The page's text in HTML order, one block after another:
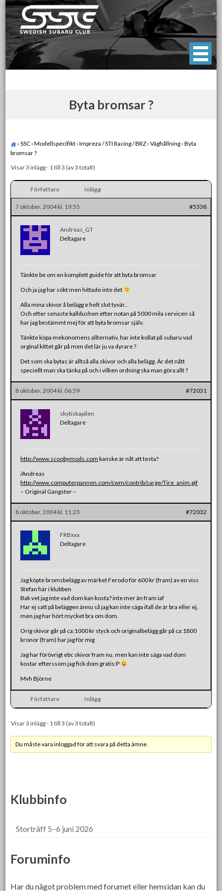
Skip
to
content
Swedish Subaru Club
För oss som älskar Subaru!
Byta bromsar ?
› SSC › Modellspecifikt › Impreza / STI Racing / BRZ › Väghållning › Byta
bromsar ?
Visar 3 inlägg - 1 till 3 (av 3 totalt)
Författare Inlägg
7 oktober, 2004 kl. 19:55 #5338
Andreas_GT
Deltagare
Tänkte be om en komplett guide för att byta bromsar
Och ja jag har sökt men hittade inte det
Alla mina skivor å belägg e helt slut tyvär..
Och efter senaste kalldushen efter notan på 5000 mila servicen så
har jag bestämmt mej för att byta bromsar själv.
Tänkte köpa mekonomens allternativ, har inte kollat på subaru vad
orginal kittet går på men det lär ju va dyrare ?
Det som ska bytas är alltså alla skivor och alla belägg. Är det nått
speciellt man ska tänka på och i vilken ordning ska man göra allt ?
8 oktober, 2004 kl. 06:59 #72031
skytiskapilen
Deltagare
http://www.scoobymods.com kanske är nåt att testa?
/Andreas
http://www.computerpannen.com/cwm/contrib/sarge/Tire_anim.gif
– Original Gangster –
8 oktober, 2004 kl. 11:23 #72032
FRBxxx
Deltagare
Jag köpte bromsbelägg av märket Ferodo för 600 kr (fram) av en viss
Stefan här i klubben
Bak vet jag inte vad dom kan kosta? inte mer än fram iaf
Har ej satt på beläggen ännu så jag kan inte säga ifall de är bra eller ej,
men jag har hört mycket bra om dom.
Orig skivor går på ca:1000 kr styck och originalbelägg går på ca:1800
kronor (fram) har jag för mig
Jag har förövrigt ebc skivor fram nu, men kan inte säga vad dom
kostar efterssom jag fick dom gratis:P
Mvh Björne
Författare Inlägg
Visar 3 inlägg - 1 till 3 (av 3 totalt)
Du måste vara inloggad för att svara på detta ämne.
Klubbinfo
Storträff 5–6 juni 2026
Foruminfo
Har du något problem med forumet eller hemsidan kan du